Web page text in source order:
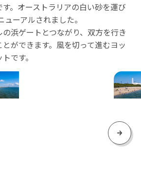
。オーストラリアの白い砂を運び
ーアルされました。
浜ゲートとつながり、双方を行き
ができます。風を切って進むヨッ
です。
Next